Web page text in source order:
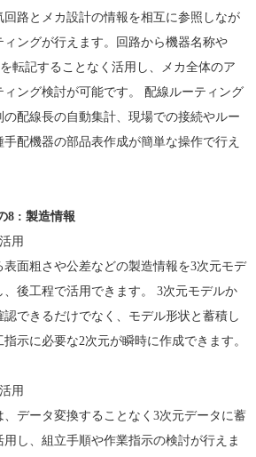
路とメカ設計の情報を相互に参照しなが
ィングが行えます。回路から機器名称や
転記することなく活用し、メカ全体のア
ィング検討が可能です。 配線ルーティング
配線長の自動集計、現場での接続やルー
手配機器の部品表作成が簡単な操作で行え
8 : 製造情報
用
面粗さや公差などの製造情報を3次元モデ
、後工程で活用できます。 3次元モデルか
認できるだけでなく、モデル形状と蓄積し
示に必要な2次元が瞬時に作成できます。
用
データ変換することなく3次元データに蓄
し、組立手順や作業指示の検討が行えま